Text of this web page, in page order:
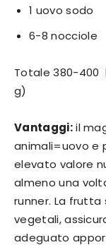
1 uovo sodo
6-8 nocciole
Totale 380-400
g)
Vantaggi:il
animali=uovo e
elevato valore
almeno una
runner. La
vegetali,
adeguato